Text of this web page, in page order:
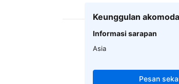
Keunggulan
Informasi sarapan
Asia
Pesan